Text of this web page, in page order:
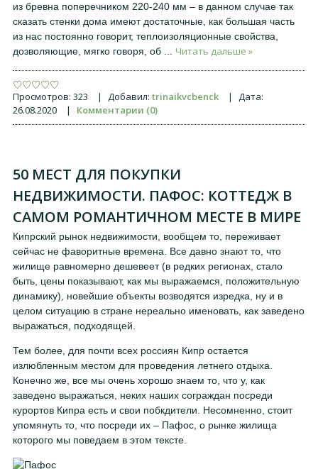
из бревна поперечником 220-240 мм – в данном случае так
сказать стенки дома имеют достаточные, как большая часть
из нас постоянно говорит, теплоизоляционные свойства,
дозволяющие, мягко говоря, об
Читать дальше »
Просмотров: 323 | Добавил: trinaikvcbenck |
Дата:
26.08.2020
| Комментарии (0)
50 МЕСТ ДЛЯ ПОКУПКИ
НЕДВИЖИМОСТИ. ПАФОС: КОТТЕДЖ В
САМОМ РОМАНТИЧНОМ МЕСТЕ В МИРЕ
Кипрский рынок недвижимости, вообщем то, переживает
сейчас не фаворитные времена. Все давно знают то, что
жилище равномерно дешевеет (в редких регионах, стало
быть, цены показывают, как мы выражаемся, положительную
динамику), новейшие объекты возводятся изредка, ну и в
целом ситуацию в стране нереально именовать, как заведено
выражаться, подходящей.
Тем более, для почти всех россиян Кипр остается
излюбленным местом для проведения летнего отдыха.
Конечно же, все мы очень хорошо знаем то, что у, как
заведено выражаться, неких наших сограждан посреди
курортов Кипра есть и свои побкдители. Несомненно, стоит
упомянуть то, что посреди их – Пафос, о рынке жилища
которого мы поведаем в этом тексте.